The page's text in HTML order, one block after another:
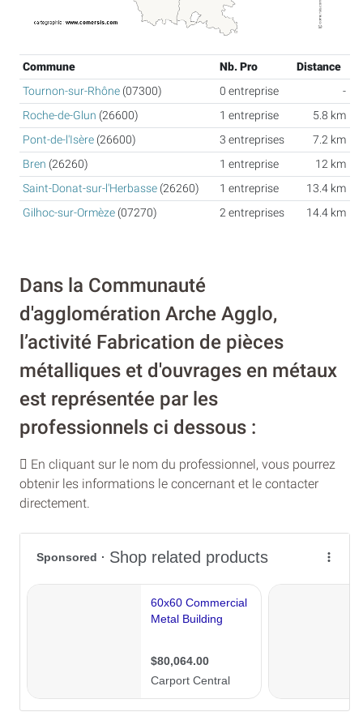
Commune Nb. Pro
Distance
Tournon-sur-Rhône (07300) 0 entreprise
-
Roche-de-Glun (26600) 1 entreprise
5.8 km
Pont-de-l'Isère (26600) 3 entreprises
7.2 km
Bren (26260) 1 entreprise
12 km
Saint-Donat-sur-l'Herbasse (26260) 1 entreprise
13.4 km
Gilhoc-sur-Ormèze (07270) 2 entreprises 14.4 km
Dans la Communauté
d'agglomération Arche Agglo,
l’activité Fabrication de pièces
métalliques et d'ouvrages en métaux
est représentée par les
professionnels ci dessous :
En cliquant sur le nom du professionnel, vous pourrez
obtenir les informations le concernant et le contacter
directement.